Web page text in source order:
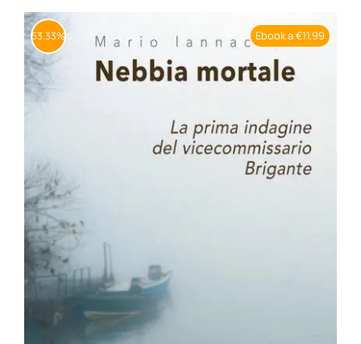
Ebook a €11,99
53.33%